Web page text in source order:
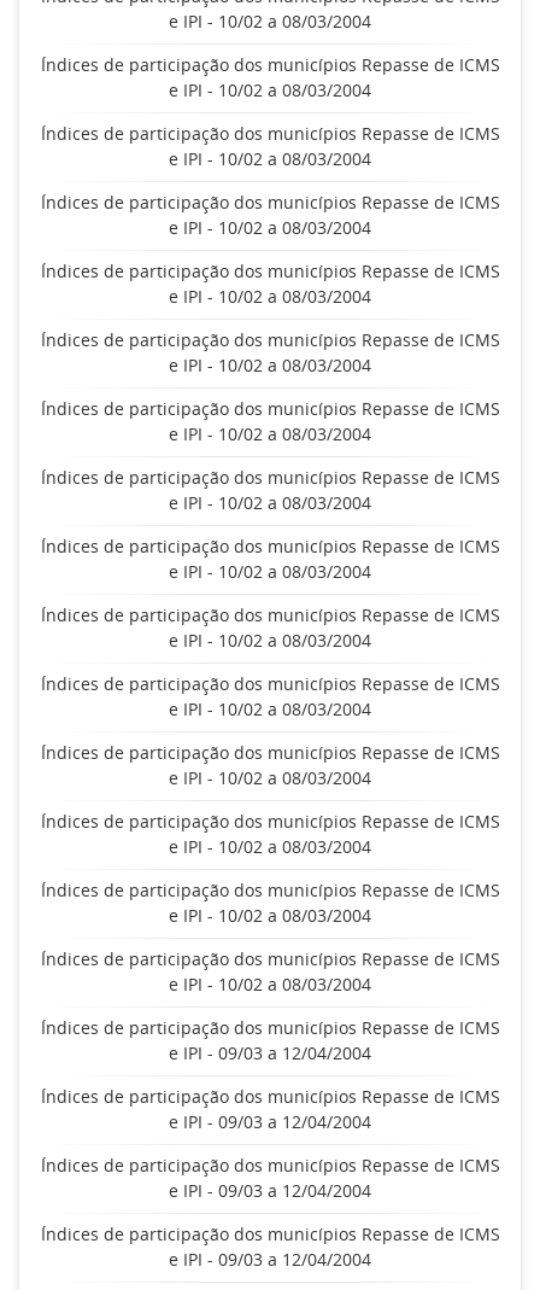
e IPI - 10/02 a 08/03/2004
Índices de participação dos municípios Repasse de ICMS
e IPI - 10/02 a 08/03/2004
Índices de participação dos municípios Repasse de ICMS
e IPI - 10/02 a 08/03/2004
Índices de participação dos municípios Repasse de ICMS
e IPI - 10/02 a 08/03/2004
Índices de participação dos municípios Repasse de ICMS
e IPI - 10/02 a 08/03/2004
Índices de participação dos municípios Repasse de ICMS
e IPI - 10/02 a 08/03/2004
Índices de participação dos municípios Repasse de ICMS
e IPI - 10/02 a 08/03/2004
Índices de participação dos municípios Repasse de ICMS
e IPI - 10/02 a 08/03/2004
Índices de participação dos municípios Repasse de ICMS
e IPI - 10/02 a 08/03/2004
Índices de participação dos municípios Repasse de ICMS
e IPI - 10/02 a 08/03/2004
Índices de participação dos municípios Repasse de ICMS
e IPI - 10/02 a 08/03/2004
Índices de participação dos municípios Repasse de ICMS
e IPI - 10/02 a 08/03/2004
Índices de participação dos municípios Repasse de ICMS
e IPI - 10/02 a 08/03/2004
Índices de participação dos municípios Repasse de ICMS
e IPI - 10/02 a 08/03/2004
Índices de participação dos municípios Repasse de ICMS
e IPI - 10/02 a 08/03/2004
Índices de participação dos municípios Repasse de ICMS
e IPI - 09/03 a 12/04/2004
Índices de participação dos municípios Repasse de ICMS
e IPI - 09/03 a 12/04/2004
Índices de participação dos municípios Repasse de ICMS
e IPI - 09/03 a 12/04/2004
Índices de participação dos municípios Repasse de ICMS
e IPI - 09/03 a 12/04/2004